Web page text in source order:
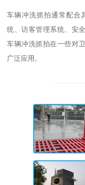
车辆冲洗抓拍通常配合
统、访客管理系统、安
车辆冲洗抓拍在一些对
广泛应用。